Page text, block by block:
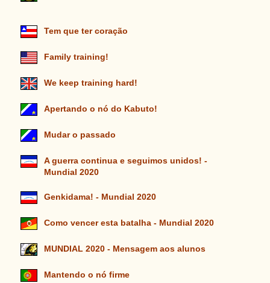
Tem que ter coração
Family training!
We keep training hard!
Apertando o nó do Kabuto!
Mudar o passado
A guerra continua e seguimos unidos! -
Mundial 2020
Genkidama! - Mundial 2020
Como vencer esta batalha - Mundial 2020
MUNDIAL 2020 - Mensagem aos alunos
Mantendo o nó firme